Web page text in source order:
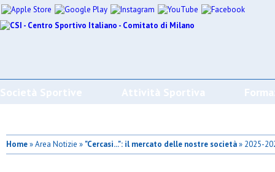
Società Sportive Attività Sportiva
Home» Area Notizie » "Cercasi...": il mercato delle nostre società» 2025-